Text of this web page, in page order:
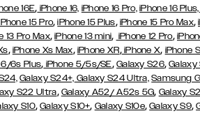
16E, iPhone 16, iPhone 16 Pro, iPhone 16 Plus,
15 Pro,iPhone 15 Plus, iPhone 15 Pro Max,
13 Pro Max,iPhone 13 mini, iPhone 12 Pro,
, iPhone Xs Max, iPhone XR,iPhone X, iPhone
6s Plus, iPhone 5/5s/SE, Galaxy S26,Galaxy
Galaxy S24+, Galaxy S24 Ultra, Samsung
S22 Ultra, Galaxy A52/ A52s 5G, Galaxy
S10,Galaxy S10+, Galaxy S10e,Galaxy S9,